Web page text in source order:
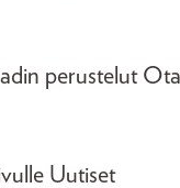
perustelut
Uutiset